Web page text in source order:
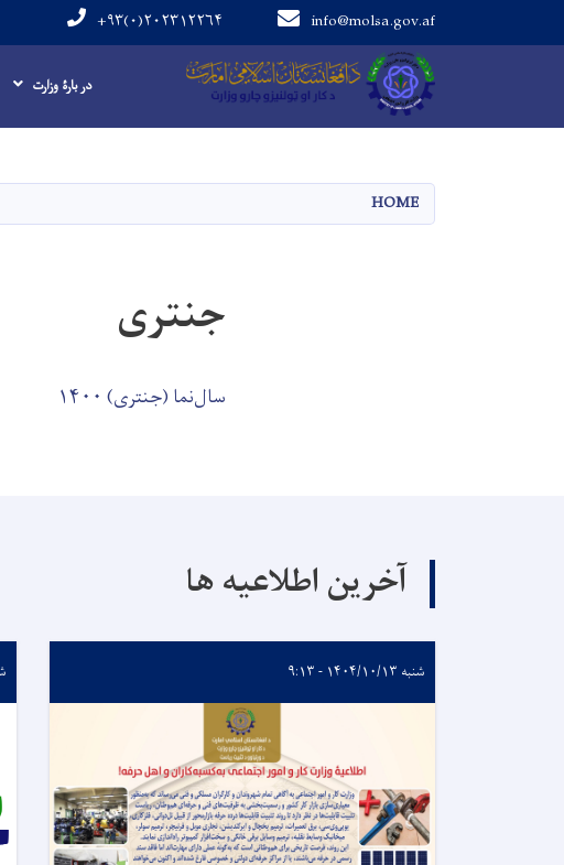
info@molsa.gov.af +۹۳(۰)۲۰۲۳۱۲۲۶۴
Main navigation
در بارۀ وزارت
HOME
جنتری
سال‌نما (جنتری) ۱۴۰۰
آخرین اطلاعیه ها
شنبه ۱۴۰۴/۱۰/۱۳ - ۹:۱۳